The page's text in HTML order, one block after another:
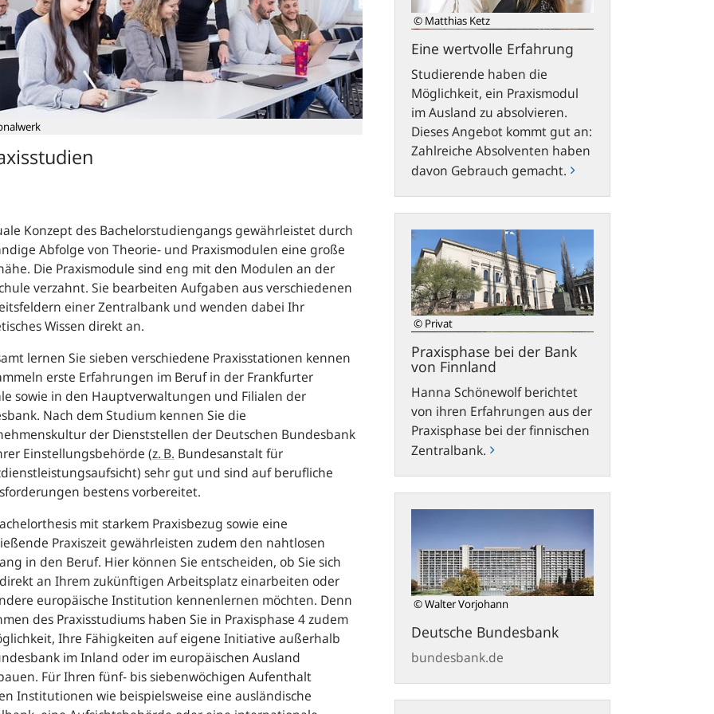
Konzept des Bachelorstudiengangs gewährleistet durch
Abfolge von Theorie- und Praxismodulen eine große
Die Praxismodule sind eng mit den Modulen an der
verzahnt. Sie bearbeiten Aufgaben aus verschiedenen
einer Zentralbank und wenden dabei Ihr
Wissen direkt an.
lernen Sie sieben verschiedene Praxisstationen kennen
erste Erfahrungen im Beruf in der Frankfurter
sowie in den Hauptverwaltungen und Filialen der
Nach dem Studium kennen Sie die
der Dienststellen der Deutschen Bundesbank
Einstellungsbehörde (z. B. Bundesanstalt für
sehr gut und sind auf berufliche
bestens vorbereitet.
mit starkem Praxisbezug sowie eine
Praxiszeit gewährleisten zudem den nahtlosen
in den Beruf. Hier können Sie entscheiden, ob Sie sich
an Ihrem zukünftigen Arbeitsplatz einarbeiten oder
europäische Institution kennenlernen möchten. Denn
des Praxisstudiums haben Sie in Praxisphase 4 zudem
Ihre Fähigkeiten auf eigene Initiative außerhalb
im Inland oder im europäischen Ausland
Für Ihren fünf- bis siebenwöchigen Aufenthalt
Institutionen wie beispielsweise eine ausländische
© Matthias Ketz
Eine wertvolle Erfahrung
Studierende haben die
Möglichkeit, ein Praxismodul
im Ausland zu absolvieren.
Dieses Angebot kommt gut an:
Zahlreiche Absolventen haben
davon Gebrauch gemacht.
© Privat
Praxisphase bei der Bank
von Finnland
Hanna Schönewolf berichtet
von ihren Erfahrungen aus der
Praxisphase bei der finnischen
Zentralbank.
bei
Bank
von
Finnland
© Walter Vorjohann
Deutsche Bundesbank
bundesbank.de